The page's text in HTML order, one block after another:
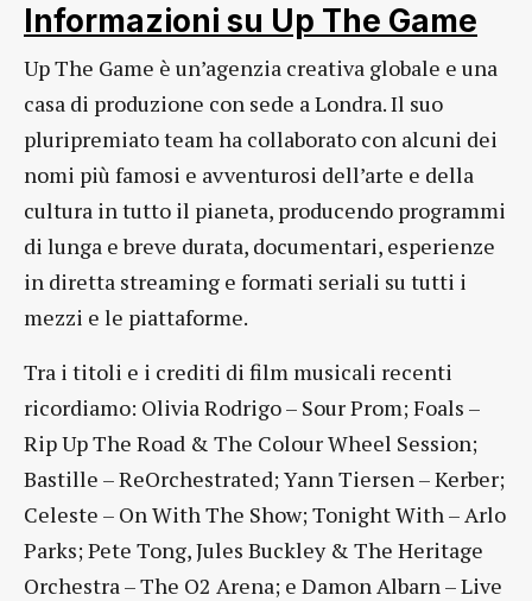
Informazioni su Up The Game
Up The Game è un’agenzia creativa globale e una
casa di produzione con sede a Londra. Il suo
pluripremiato team ha collaborato con alcuni dei
nomi più famosi e avventurosi dell’arte e della
cultura in tutto il pianeta, producendo programmi
di lunga e breve durata, documentari, esperienze
in diretta streaming e formati seriali su tutti i
mezzi e le piattaforme.
Tra i titoli e i crediti di film musicali recenti
ricordiamo: Olivia Rodrigo – Sour Prom; Foals –
Rip Up The Road & The Colour Wheel Session;
Bastille – ReOrchestrated; Yann Tiersen – Kerber;
Celeste – On With The Show; Tonight With – Arlo
Parks; Pete Tong, Jules Buckley & The Heritage
Orchestra – The O2 Arena; e Damon Albarn – Live